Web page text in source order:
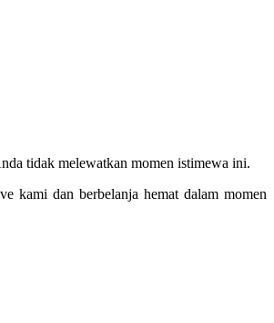
tidak melewatkan momen istimewa ini.
kami dan berbelanja hemat dalam momen